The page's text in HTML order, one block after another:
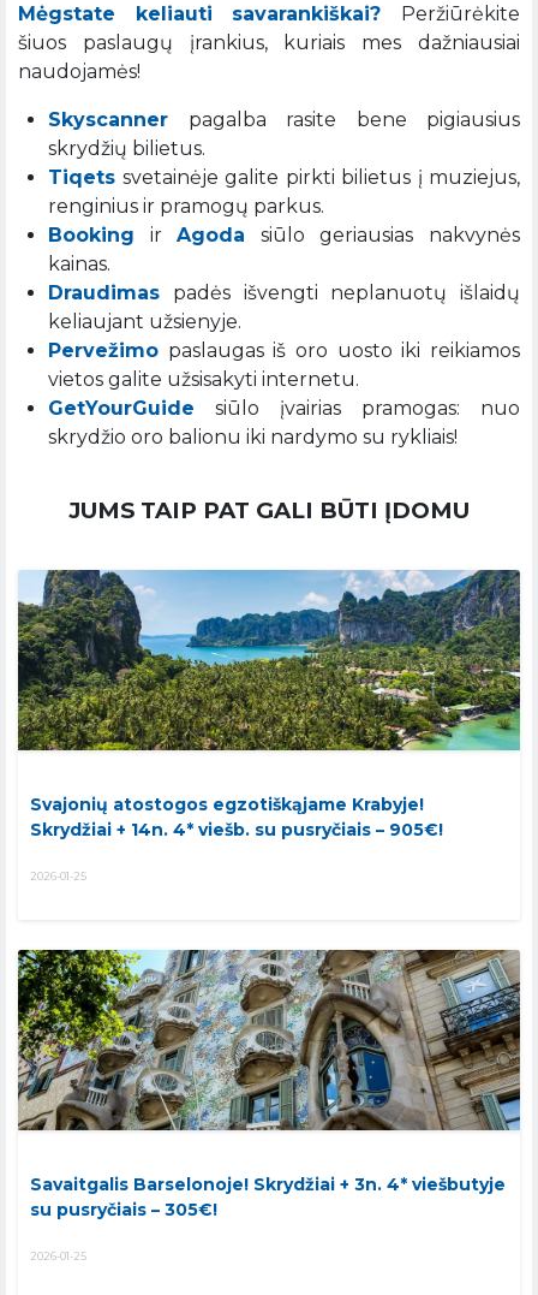
Mėgstate keliauti savarankiškai? Peržiūrėkite
šiuos paslaugų įrankius, kuriais mes dažniausiai
naudojamės!
Skyscanner pagalba rasite bene pigiausius
skrydžių bilietus.
Tiqets svetainėje galite pirkti bilietus į muziejus,
renginius ir pramogų parkus.
Booking irAgoda siūlo geriausias nakvynės
kainas.
Draudimas padės išvengti neplanuotų išlaidų
keliaujant užsienyje.
Pervežimo paslaugas iš oro uosto iki reikiamos
vietos galite užsisakyti internetu.
GetYourGuide siūlo įvairias pramogas: nuo
skrydžio oro balionu iki nardymo su rykliais!
JUMS TAIP PAT GALI BŪTI ĮDOMU
Svajonių atostogos egzotiškąjame Krabyje!
Skrydžiai + 14n. 4* viešb. su pusryčiais – 905€!
2026-01-25
Savaitgalis Barselonoje! Skrydžiai + 3n. 4* viešbutyje
su pusryčiais – 305€!
2026-01-25